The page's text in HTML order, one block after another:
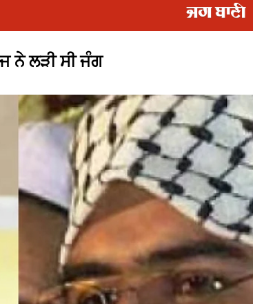
ਨੇ ਲੜੀ ਸੀ ਜੰਗ